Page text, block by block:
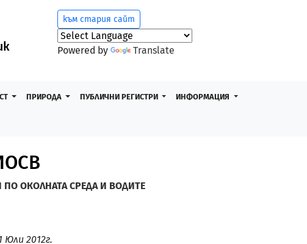
към стария сайт
Powered by Translate
ПРИРОДА ПУБЛИЧНИ РЕГИСТРИ ИНФОРМАЦИЯ
ОКОЛНАТА СРЕДА И ВОДИТЕ
Юли 2012г.